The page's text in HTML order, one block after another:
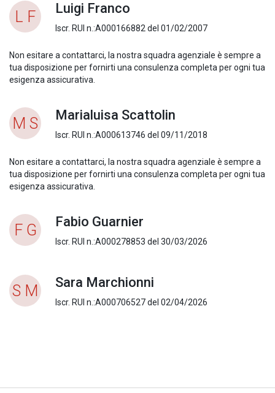
L F Luigi Franco
Iscr. RUI n.:A000166882 del 01/02/2007
Non esitare a contattarci, la nostra squadra agenziale è sempre a
tua disposizione per fornirti una consulenza completa per ogni tua
esigenza assicurativa.
M S Marialuisa Scattolin
Iscr. RUI n.:A000613746 del 09/11/2018
Non esitare a contattarci, la nostra squadra agenziale è sempre a
tua disposizione per fornirti una consulenza completa per ogni tua
esigenza assicurativa.
F G Fabio Guarnier
Iscr. RUI n.:A000278853 del 30/03/2026
S M Sara Marchionni
Iscr. RUI n.:A000706527 del 02/04/2026